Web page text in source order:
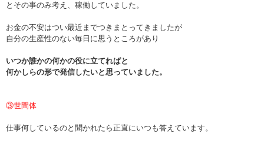
とその事のみ考え、稼働していました。
お金の不安はつい最近までつきまとってきましたが
自分の生産性のない毎日に思うところがあり
いつか誰かの何かの役に立てればと
何かしらの形で発信したいと思っていました。
③世間体
仕事何しているのと聞かれたら正直にいつも答えています。